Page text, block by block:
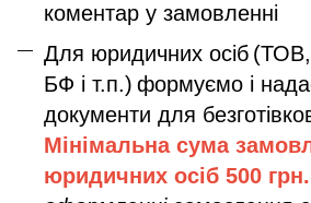
коментар у замовленні
Для юридичних осіб
БФ і т.п.) формуємо і
документи для
Мінімальна сума
юридичних осіб 500 грн.